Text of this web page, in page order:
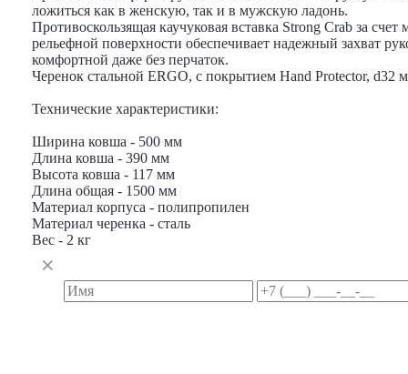
ложиться как в женскую, так и в мужскую ладонь.
Противоскользящая каучуковая вставка Strong Crab за счет
рельефной поверхности обеспечивает надежный захват
комфортной даже без перчаток.
Черенок стальной ERGO, с покрытием Hand Protector, d32
Технические характеристики:
Ширина ковша - 500 мм
Длина ковша - 390 мм
Высота ковша - 117 мм
Длина общая - 1500 мм
Материал корпуса - полипропилен
Материал черенка - сталь
Вес - 2 кг